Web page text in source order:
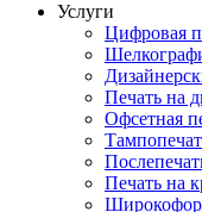
Услуги
Цифровая
Печать на
Офсетная
Печать на